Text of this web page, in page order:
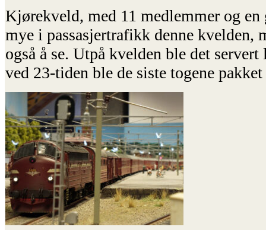
Kjørekveld, med 11 medlemmer og
mye i passasjertrafikk denne kvelden,
også å se. Utpå kvelden ble det
ved 23-tiden ble de siste togene pakket